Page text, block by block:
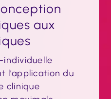
aux
l’application du
clinique